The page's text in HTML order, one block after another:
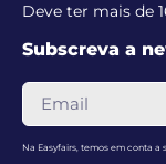
Deve ter mais de
Subscreva a
Na Easyfairs, temos em conta a